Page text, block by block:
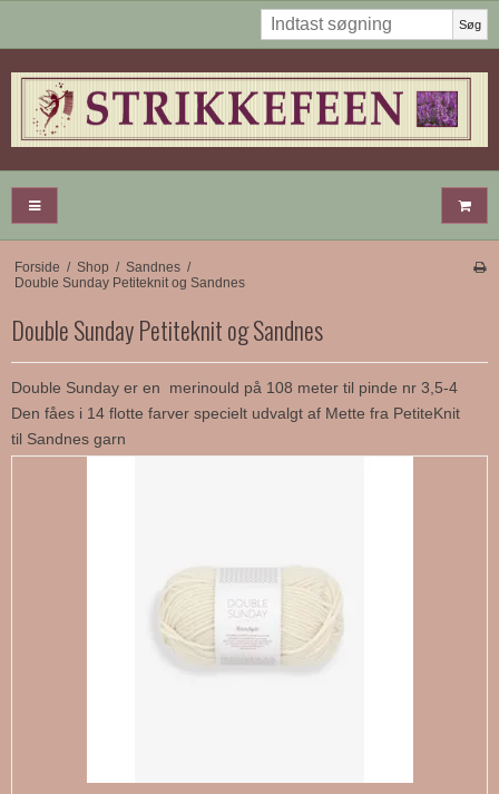
Søg
Forside / Shop / Sandnes /
Double Sunday Petiteknit og Sandnes
Double Sunday Petiteknit og Sandnes
Double Sunday er en merinould på 108 meter til pinde nr 3,5-4
Den fåes i 14 flotte farver specielt udvalgt af Mette fra PetiteKnit
til Sandnes garn